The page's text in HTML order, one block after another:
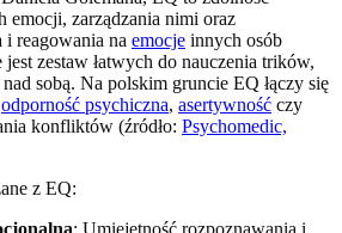
emocji, zarządzania nimi oraz
reagowania na emocje innych osób
jest zestaw łatwych do nauczenia trików,
sobą. Na polskim gruncie EQ łączy się
odporność psychiczna, asertywność czy
konfliktów (źródło: Psychomedic,
z EQ: